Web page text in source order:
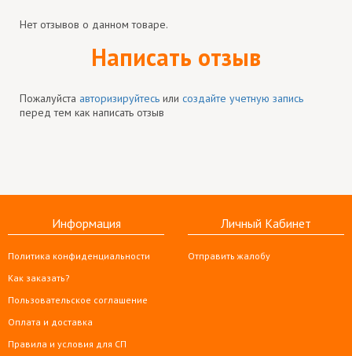
Нет отзывов о данном товаре.
Написать отзыв
Пожалуйста авторизируйтесь или создайте учетную запись
перед тем как написать отзыв
Информация
Политика конфиденциальности
Как заказать?
Пользовательское соглашение
Оплата и доставка
Правила и условия для СП
Личный Кабинет
Отправить жалобу